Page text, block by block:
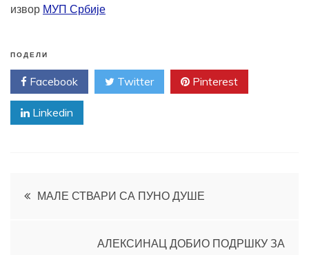
извор МУП Србије
ПОДЕЛИ
Facebook Twitter Pinterest
Linkedin
Кретање
МАЛЕ СТВАРИ СА ПУНО ДУШЕ
АЛЕКСИНАЦ ДОБИО ПОДРШКУ ЗА